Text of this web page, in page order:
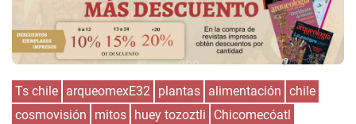
Ts chile arqueomexE32 plantas alimentación chile
cosmovisión
mitos huey tozoztli Chicomecóatl